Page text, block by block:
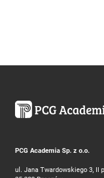
PCG Academia Sp. z o.o.
ul. Jana Twardowskiego 3, II